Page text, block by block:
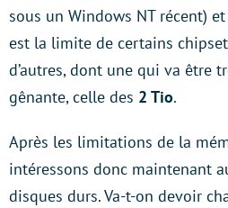
sous un Windows NT récent)
est la limite de certains
d’autres, dont une qui va être
gênante, celle des 2 Tio.
Après les limitations de la
intéressons donc maintenant
disques durs. Va-t-on devoir